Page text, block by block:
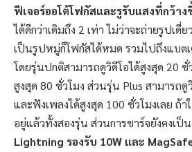
ฟีเจอร์ออโต้โฟกัสและรูรับแสงที่กว้าง
ได้ดีกว่าเดิมถึง 2 เท่า ไม่ว่าจะถ่ายรูปเดี่
เป็นรูปหมู่ก็โฟกัสได้หมด รวมไปถึงแบต
โดยรุ่นปกติสามารถดูวิดีโอได้สูงสุด 20 ชั่
สูงสุด 80 ชั่วโมง ส่วนรุ่น Plus สามารถดู
และฟังเพลงได้สูงสุด 100 ชั่วโมงเลย ถ้า
อยู่แล้วทั้งสองรุ่น ส่วนการชาร์จยังคงเป็น
Lightning รองรับ 10W และ